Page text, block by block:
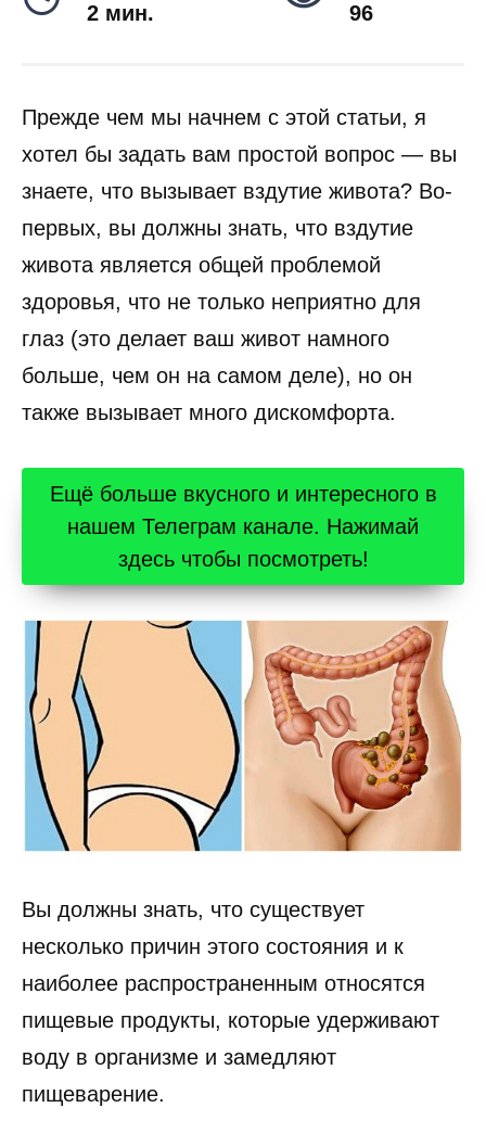
2 мин. 96
Прежде чем мы начнем с этой статьи, я
хотел бы задать вам простой вопрос — вы
знаете, что вызывает вздутие живота? Во-
первых, вы должны знать, что вздутие
живота является общей проблемой
здоровья, что не только неприятно для
глаз (это делает ваш живот намного
больше, чем он на самом деле), но он
также вызывает много дискомфорта.
Ещё больше вкусного и интересного в
нашем Телеграм канале. Нажимай
здесь чтобы посмотреть!
Вы должны знать, что существует
несколько причин этого состояния и к
наиболее распространенным относятся
пищевые продукты, которые удерживают
воду в организме и замедляют
пищеварение.